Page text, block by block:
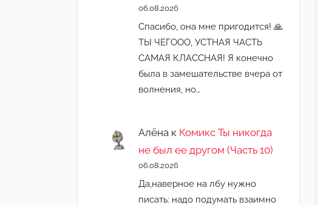
06.08.2026
Спасибо, она мне пригодится! 🙏
ТЫ ЧЕГООО, УСТНАЯ ЧАСТЬ
САМАЯ КЛАССНАЯ! Я конечно
была в замешательстве вчера от
волнения, но…
Алёна к Комикс Ты никогда
не был ее другом (Часть 10)
06.08.2026
Да,наверное на лбу нужно
писать: надо подумать взаимно